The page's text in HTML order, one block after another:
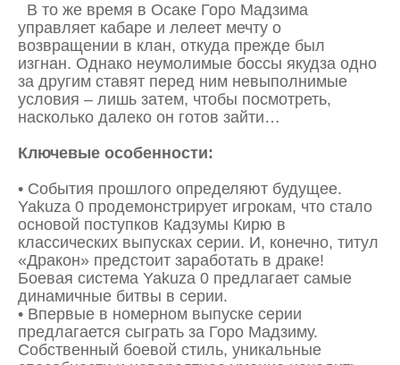
В то же время в Осаке Горо Мадзима
управляет кабаре и лелеет мечту о
возвращении в клан, откуда прежде был
изгнан. Однако неумолимые боссы якудза одно
за другим ставят перед ним невыполнимые
условия – лишь затем, чтобы посмотреть,
насколько далеко он готов зайти…
Ключевые особенности:
• События прошлого определяют будущее.
Yakuza 0 продемонстрирует игрокам, что стало
основой поступков Кадзумы Кирю в
классических выпусках серии. И, конечно, титул
«Дракон» предстоит заработать в драке!
Боевая система Yakuza 0 предлагает самые
динамичные битвы в серии.
• Впервые в номерном выпуске серии
предлагается сыграть за Горо Мадзиму.
Собственный боевой стиль, уникальные